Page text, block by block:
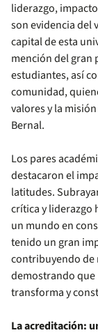
liderazgo,
son evidencia del
capital de esta
mención del gran
estudiantes, así
comunidad,
valores y la
Bernal.
Los pares
destacaron el
latitudes.
crítica y liderazgo
un mundo en
tenido un gran
contribuyendo de
demostrando que
transforma y
La acreditación: